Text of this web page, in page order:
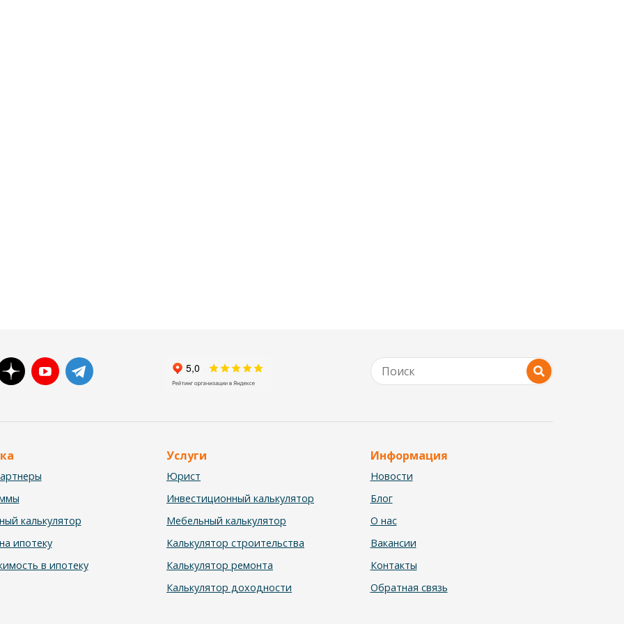
калькулятор
ипотеку
в ипотеку
Услуги
Юрист
Инвестиционный калькулятор
Мебельный калькулятор
Калькулятор строительства
Калькулятор ремонта
Калькулятор доходности
Информация
Новости
Блог
О нас
Вакансии
Контакты
Обратная связь